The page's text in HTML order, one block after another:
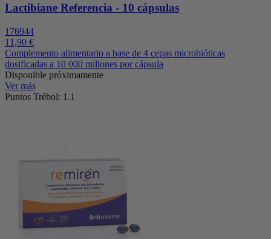
Lactibiane Referencia - 10 cápsulas
176944
11,90 €
Complemento alimentario a base de 4 cepas microbióticas
dosificadas a 10 000 millones por cápsula
Disponible próximamente
Ver más
Puntos Trébol: 1.1